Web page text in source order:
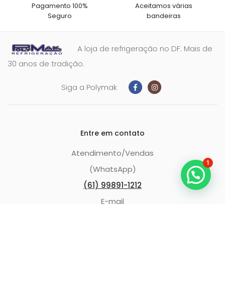
Pagamento 100%
Seguro
Aceitamos várias
bandeiras
A loja de refrigeração no DF. Mais de
30 anos de tradição.
Siga a Polymak
Entre em contato
Atendimento/Vendas
(WhatsApp)
(61) 99891-1212
E-mail
1